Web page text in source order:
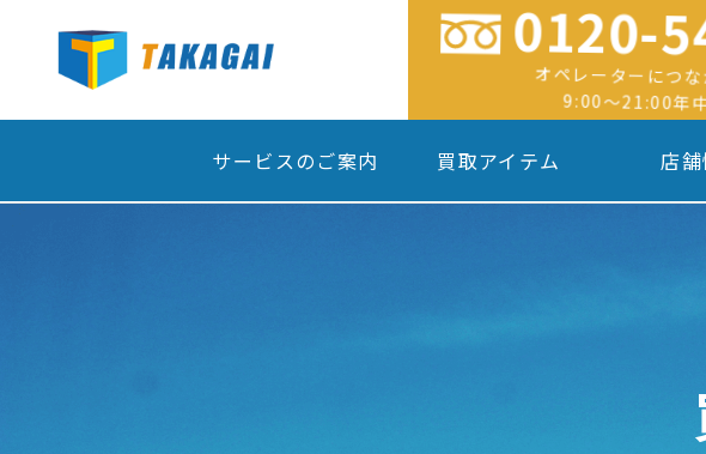
0120-
オペレーターにつ
9:00〜21:00年
サービスのご案内 買取アイテム 店